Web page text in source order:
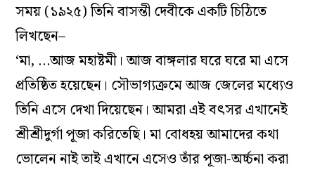
সময় (১৯২৫) তিনি বাসন্তী দেবীকে একটি চিঠিতে
লিখছেন–
‘মা, …আজ মহাষ্টমী। আজ বাঙ্গলার ঘরে ঘরে মা এসে
প্রতিষ্ঠিত হয়েছেন। সৌভাগ্যক্রমে আজ জেলের মধ্যেও
তিনি এসে দেখা দিয়েছেন। আমরা এই বৎসর এখানেই
শ্রীশ্রীদুর্গা পূজা করিতেছি। মা বোধহয় আমাদের কথা
ভোলেন নাই তাই এখানে এসেও তাঁর পূজা-অর্চ্চনা করা